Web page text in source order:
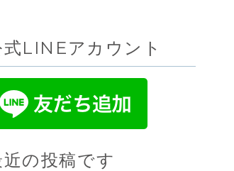
式LINEアカウント
近の投稿です